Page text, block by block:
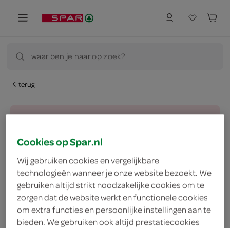
waar ben je naar op zoek?
terug
producten, maar worden wél automatisch
verwerkt in de winkelmand.
vegetarisch biologisch
filter
Cookies op Spar.nl
Wij gebruiken cookies en vergelijkbare
technologieën wanneer je onze website bezoekt. We
gebruiken altijd strikt noodzakelijke cookies om te
zorgen dat de website werkt en functionele cookies
om extra functies en persoonlijke instellingen aan te
bieden. We gebruiken ook altijd prestatiecookies